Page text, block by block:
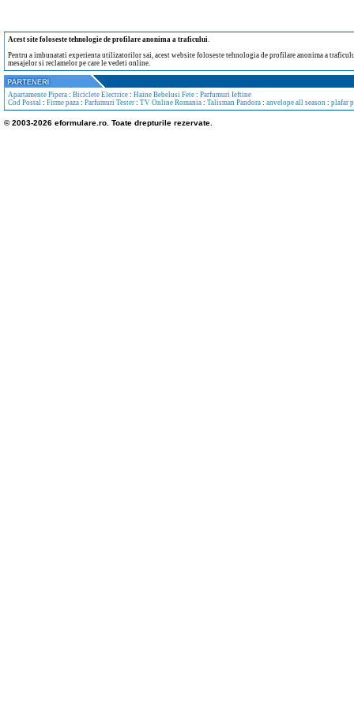
Acest site foloseste tehnologie de profilare anonima a traficului.
Pentru a imbunatati experienta utilizatorilor sai, acest website foloseste tehnologia de profilare anonima a
mesajelor si reclamelor pe care le vedeti online.
Apartamente Pipera : Biciclete Electrice : Haine Bebelusi Fete : Parfumuri Ieftine
Cod Postal : Firme paza : Parfumuri Tester : TV Online Romania : Talisman Pandora : anvelope all season : plafar
© 2003-2026 eformulare.ro. Toate drepturile rezervate.